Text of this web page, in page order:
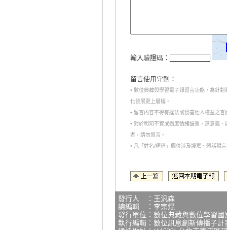
輸入驗證碼：
留言使用守則：
• 數位典藏與學習電子報留言功能，為針
化發展更上層樓。
• 留言內容不得有違法或侵害他人權益之
• 對於明知不實或過度情緒謾罵、無意義
者，請勿留言。
• 凡「姓名/暱稱」欄位涉及謾罵、髒話穢
發行人 ：王汎森
總編輯 ：李宗焜
發行單位：數位典藏與數位學習
執行編輯：數位訊息創新傳播子計